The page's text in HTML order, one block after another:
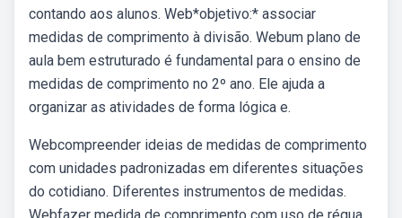
contando aos alunos. Web*objetivo:* associar
medidas de comprimento à divisão. Webum plano de
aula bem estruturado é fundamental para o ensino de
medidas de comprimento no 2º ano. Ele ajuda a
organizar as atividades de forma lógica e.
Webcompreender ideias de medidas de comprimento
com unidades padronizadas em diferentes situações
do cotidiano. Diferentes instrumentos de medidas.